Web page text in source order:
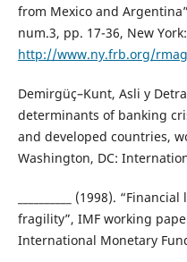
from Mexico and
num.3, pp. 17-36, New
http://www.ny.frb.org/
Demirgüç–Kunt, Asli y
determinants of banking
and developed countries,
Washington, DC:
__________ (1998).
fragility”, IMF working
International Monetary